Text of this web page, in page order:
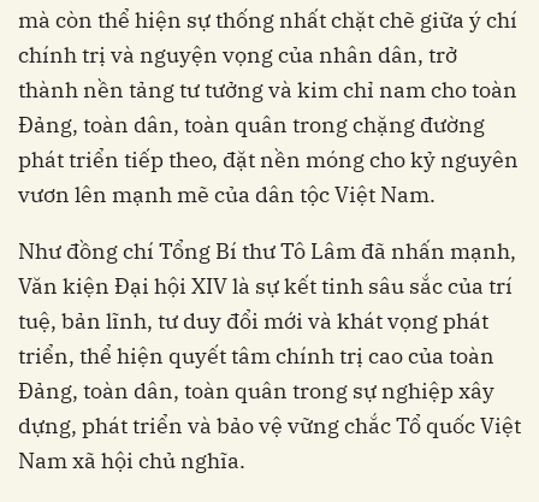
mà còn thể hiện sự thống nhất chặt chẽ giữa ý chí
chính trị và nguyện vọng của nhân dân, trở
thành nền tảng tư tưởng và kim chỉ nam cho toàn
Đảng, toàn dân, toàn quân trong chặng đường
phát triển tiếp theo, đặt nền móng cho kỷ nguyên
vươn lên mạnh mẽ của dân tộc Việt Nam.
Như đồng chí Tổng Bí thư Tô Lâm đã nhấn mạnh,
Văn kiện Đại hội XIV là sự kết tinh sâu sắc của trí
tuệ, bản lĩnh, tư duy đổi mới và khát vọng phát
triển, thể hiện quyết tâm chính trị cao của toàn
Đảng, toàn dân, toàn quân trong sự nghiệp xây
dựng, phát triển và bảo vệ vững chắc Tổ quốc Việt
Nam xã hội chủ nghĩa.